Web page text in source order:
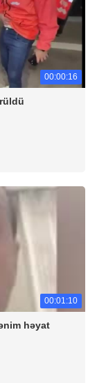
00:00:16
00:01:10
həyat